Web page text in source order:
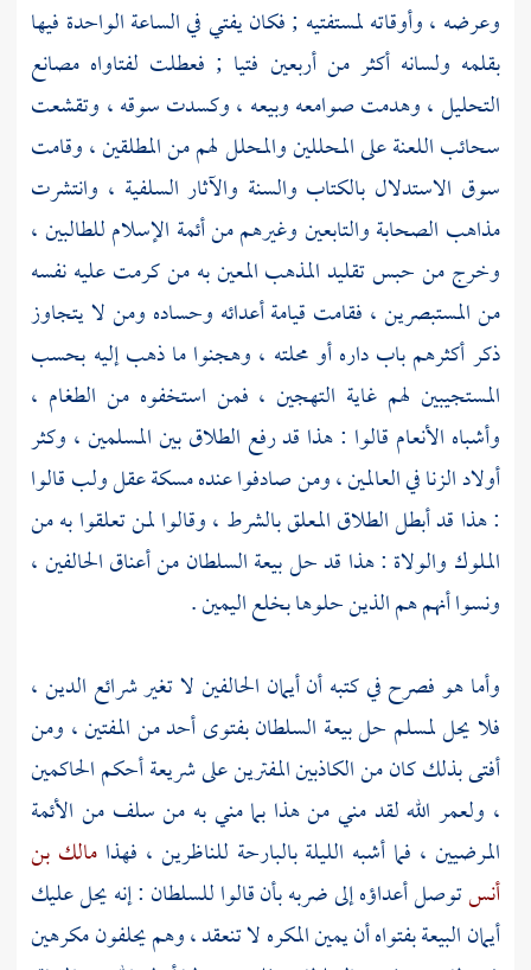
وعرضه ، وأوقاته لمستفتيه ; فكان يفتي في الساعة الواحدة فيها
بقلمه ولسانه أكثر من أربعين فتيا ; فعطلت لفتاواه مصانع
التحليل ، وهدمت صوامعه وبيعه ، وكسدت سوقه ، وتقشعت
سحائب اللعنة على المحللين والمحلل لهم من المطلقين ، وقامت
سوق الاستدلال بالكتاب والسنة والآثار السلفية ، وانتشرت
مذاهب الصحابة والتابعين وغيرهم من أئمة الإسلام للطالبين ،
وخرج من حبس تقليد المذهب المعين به من كرمت عليه نفسه
من المستبصرين ، فقامت قيامة أعدائه وحساده ومن لا يتجاوز
ذكر أكثرهم باب داره أو محلته ، وهجنوا ما ذهب إليه بحسب
المستجيبين لهم غاية التهجين ، فمن استخفوه من الطغام ،
وأشباه الأنعام قالوا : هذا قد رفع الطلاق بين المسلمين ، وكثر
أولاد الزنا في العالمين ، ومن صادفوا عنده مسكة عقل ولب قالوا
: هذا قد أبطل الطلاق المعلق بالشرط ، وقالوا لمن تعلقوا به من
الملوك والولاة : هذا قد حل بيعة السلطان من أعناق الحالفين ،
ونسوا أنهم هم الذين حلوها بخلع اليمين .
وأما هو فصرح في كتبه أن أيمان الحالفين لا تغير شرائع الدين ،
فلا يحل لمسلم حل بيعة السلطان بفتوى أحد من المفتين ، ومن
أفتى بذلك كان من الكاذبين المفترين على شريعة أحكم الحاكمين
، ولعمر الله لقد مني من هذا بما مني به من سلف من الأئمة
المرضيين ، فما أشبه الليلة بالبارحة للناظرين ، فهذا مالك بن
أنستوصل أعداؤه إلى ضربه بأن قالوا للسلطان : إنه يحل عليك
أيمان البيعة بفتواه أن يمين المكره لا تنعقد ، وهم يحلفون مكرهين